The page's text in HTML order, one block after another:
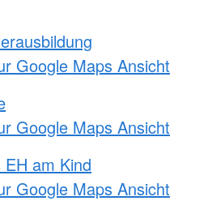
Google Maps Ansicht
Google Maps Ansicht
am Kind
Google Maps Ansicht